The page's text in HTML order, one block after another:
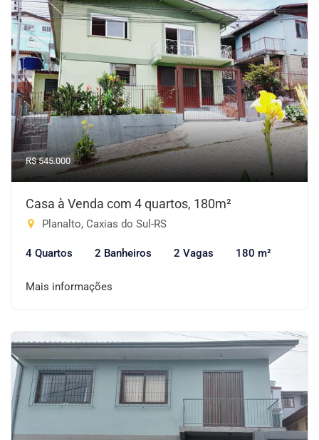
R$ 545.000
Casa à Venda com 4 quartos, 180m²
Planalto, Caxias do Sul-RS
4 Quartos 2 Banheiros 2 Vagas 180 m²
Mais informações